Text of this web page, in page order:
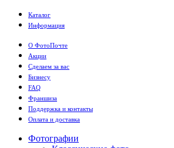
Каталог
Информация
О ФотоПочте
Акции
Сделаем за вас
Бизнесу
FAQ
Франшиза
Поддержка и контакты
Оплата и доставка
Фотографии